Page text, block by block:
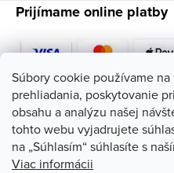
Súbory cookie používame
prehliadania, poskytovanie
obsahu a analýzu našej
tohto webu vyjadrujete
na „Súhlasím“ súhlasíte s
Viac informácii
Prijímame online platby
Sledujte nás